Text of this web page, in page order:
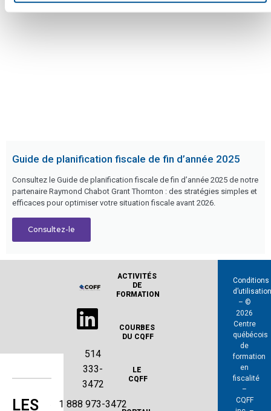
Guide de planification fiscale de fin d’année 2025
Consultez le Guide de planification fiscale de fin d’année 2025 de notre
partenaire Raymond Chabot Grant Thornton : des stratégies simples et
efficaces pour optimiser votre situation fiscale avant 2026.
Consultez-le
LES
514
333-
3472
1 888 973-3472
ACTIVITÉS
DE
FORMATION
COURBES
DU CQFF
LE
CQFF
Conditions
– ©
2026
Centre
québécois
de
formation
en
fiscalité
–
CQFF